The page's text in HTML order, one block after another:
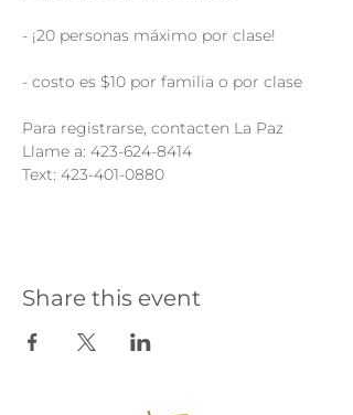
- ¡20 personas máximo por clase!
- costo es $10 por familia o por clase
Para registrarse, contacten La Paz
Llame a: 423-624-8414
Text: 423-401-0880
Share this event